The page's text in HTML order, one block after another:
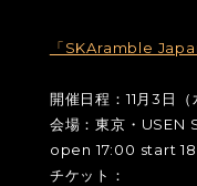
「SKAramble
開催日程：11月3日（
会場：東京・USEN
open 17:00 start
チケット：